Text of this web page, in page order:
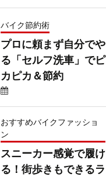
バイク節約術
プロに頼まず自分でや
る「セルフ洗車」でピ
カピカ＆節約
おすすめバイクファッショ
ン
スニーカー感覚で履け
る！街歩きもできるラ